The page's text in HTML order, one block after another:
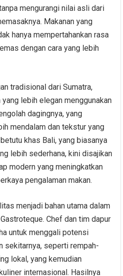
mengurangi nilai asli dari
Makanan yang
hanya mempertahankan rasa
dengan cara yang lebih
tradisional dari Sumatra,
lebih elegan menggunakan
dagingnya, yang
mendalam dan tekstur yang
khas Bali, yang biasanya
lebih sederhana, kini disajikan
modern yang meningkatkan
pengalaman makan.
menjadi bahan utama dalam
Chef dan tim dapur
untuk menggali potensi
sekitarnya, seperti rempah-
lokal, yang kemudian
internasional. Hasilnya